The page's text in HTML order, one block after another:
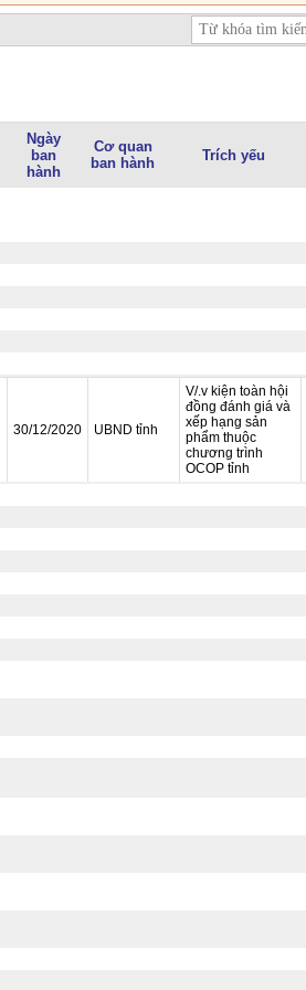
Ngày
ban
hành
Cơ quan
ban hành
Trích yếu
30/12/2020 UBND tỉnh
V/.v kiện toàn hội
đồng đánh giá và
xếp hạng sản
phẩm thuộc
chương trình
OCOP tỉnh